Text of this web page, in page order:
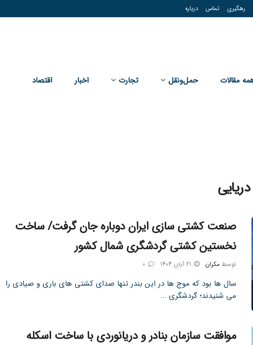
رهگیری تماس درباره
مقالات حمل‌و‌نقل تجارت اخبار اقتصاد
صنعت کشتی سازی ایران دوباره جان گرفت/ ساخت
نخستین کشتی گردشگری شمال کشور
توسط مکران 0
سال ها بود که موج ها در این بندر تنها صدای کشتی های باری و صیادی را
می شنیدند؛ گردشگری ...
موافقت سازمان بنادر و دریانوردی با ساخت اسکله